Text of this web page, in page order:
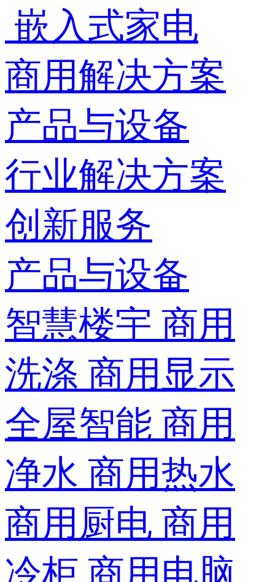
嵌入式家电
商用解决方案
产品与设备
行业解决方案
创新服务
产品与设备
智慧楼宇 商用
洗涤 商用显示
全屋智能 商用
净水 商用热水
商用厨电 商用
冷柜 商用电脑